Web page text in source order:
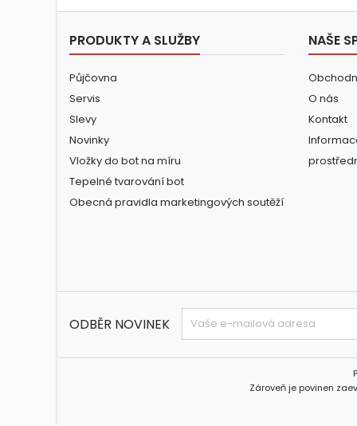
PRODUKTY A SLUŽBY
Půjčovna
Servis
Slevy
Novinky
Vložky do bot na míru
Tepelné tvarování bot
Obecná pravidla marketingových soutěží
NAŠE
O nás
Kontakt
ODBĚR NOVINEK
Zároveň je povinen